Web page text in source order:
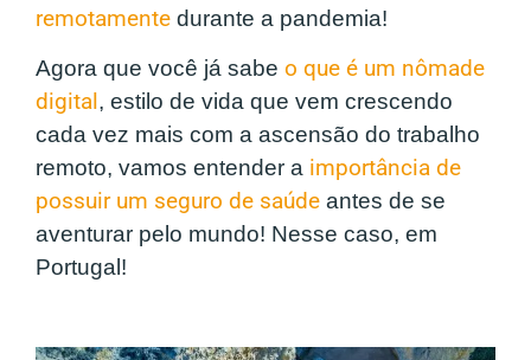
remotamente durante a pandemia!
Agora que você já sabe o que é um nômade
digital , estilo de vida que vem crescendo
cada vez mais com a ascensão do trabalho
remoto, vamos entender a importância de
possuir um seguro de saúde antes de se
aventurar pelo mundo! Nesse caso, em
Portugal!